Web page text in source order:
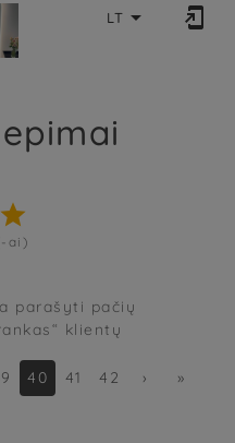
LT  

ai)
parašyti pačių
klientų
40 41 42 › »